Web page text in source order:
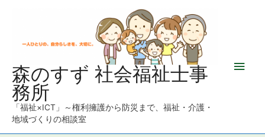
森のすず 社会福祉士事
務所
「福祉×ICT」～権利擁護から防災まで、福祉・介護・
地域づくりの相談室
メ